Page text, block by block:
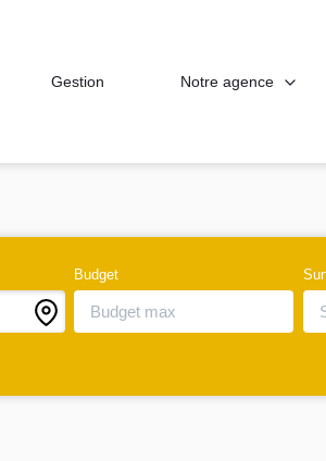
Gestion Notre agence
Budget